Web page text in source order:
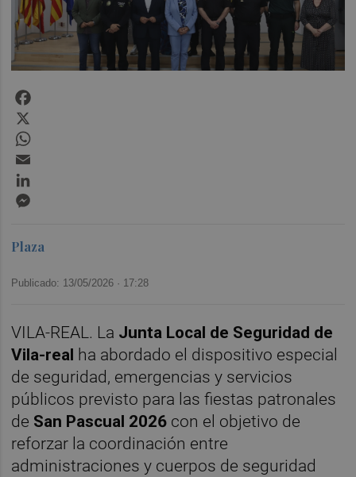
Plaza
Publicado: 13/05/2026 · 17:28
VILA-REAL. La Junta Local de Seguridad de
Vila-real ha abordado el dispositivo especial
de seguridad, emergencias y servicios
públicos previsto para las fiestas patronales
de San Pascual 2026 con el objetivo de
reforzar la coordinación entre
administraciones y cuerpos de seguridad